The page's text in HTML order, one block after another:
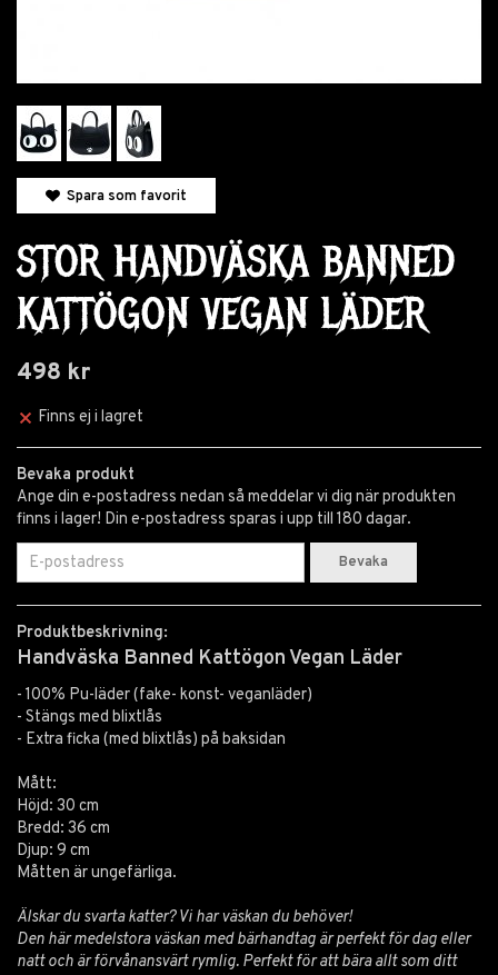
Spara som favorit
STOR HANDVÄSKA BANNED
KATTÖGON VEGAN LÄDER
498 kr
Finns ej i lagret
Bevaka produkt
Ange din e-postadress nedan så meddelar vi dig när produkten
finns i lager! Din e-postadress sparas i upp till 180 dagar.
Bevaka
Produktbeskrivning:
Handväska Banned Kattögon Vegan Läder
- 100% Pu-läder (fake- konst- veganläder)
- Stängs med blixtlås
- Extra ficka (med blixtlås) på baksidan
Mått:
Höjd: 30 cm
Bredd: 36 cm
Djup: 9 cm
Måtten är ungefärliga.
Älskar du svarta katter? Vi har väskan du behöver!
Den här medelstora väskan med bärhandtag är perfekt för dag eller
natt och är förvånansvärt rymlig. Perfekt för att bära allt som ditt